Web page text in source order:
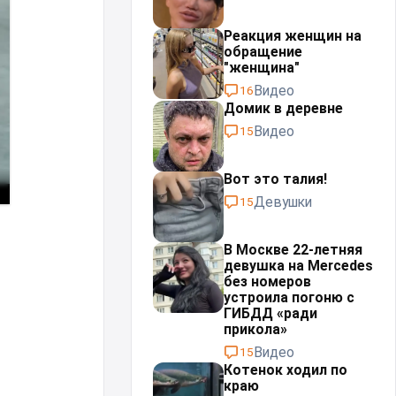
Реакция женщин на
обращение
"женщина"
16Видео
Домик в деревне
15Видео
Вот это талия!
15Девушки
В Москве 22-летняя
девушка на Mercedes
без номеров
устроила погоню с
ГИБДД «ради
прикола»
15Видео
Котенок ходил по
краю